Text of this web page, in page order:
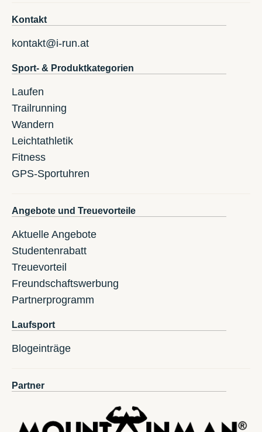
Kontakt
kontakt@i-run.at
Sport- & Produktkategorien
Laufen
Trailrunning
Wandern
Leichtathletik
Fitness
GPS-Sportuhren
Angebote und Treuevorteile
Aktuelle Angebote
Studentenrabatt
Treuevorteil
Freundschaftswerbung
Partnerprogramm
Laufsport
Blogeinträge
Partner